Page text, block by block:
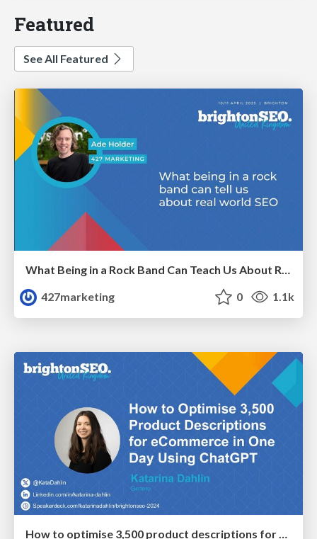
Featured
See All Featured
What Being in a Rock Band Can Teach Us About Real World SEO
427marketing
0 1.1k